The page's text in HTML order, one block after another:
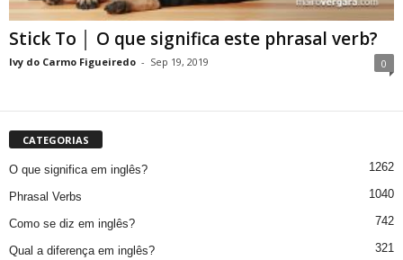
Stick To │ O que significa este phrasal verb?
Ivy do Carmo Figueiredo - Sep 19, 2019 0
CATEGORIAS
O que significa em inglês? 1262
Phrasal Verbs 1040
Como se diz em inglês? 742
Qual a diferença em inglês? 321